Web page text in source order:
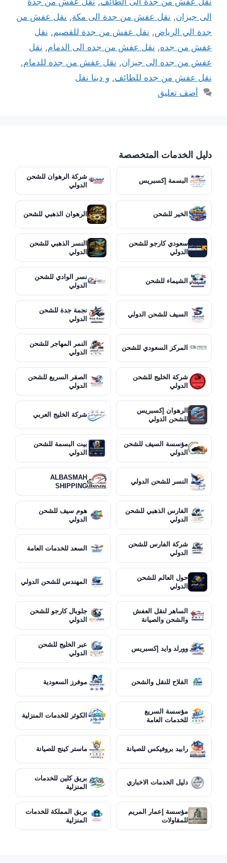
الى جيزان, نقل عفش من جدة الى مكة, نقل عفش من
جدة الي الرياض, نقل عفش من جدة للقصيم, نقل
عفش من جده, نقل عفش من جده الى الدمام, نقل
عفش من جده الى جيزان, نقل عفش من جده للدمام,
نقل عفش من جده للطائف, و دينا نقل
أضف تعليق
دليل الخدمات المتخصصة
البسمة إكسبريس
شركة الرهوان للشحن
الدولي
الخير للشحن الرهوان الذهبي للشحن
سعودي كارجو للشحن
الدولي
النسر الذهبي للشحن
الدولي
الشيماء للشحن
نسر الوادي للشحن
الدولي
السيف للشحن الدولي
نجمة جدة للشحن
الدولي
المركز السعودي للشحن
النمر المهاجر للشحن
الدولي
شركة الخليج للشحن
الدولي
الصقر السريع للشحن
الدولي
الرهوان إكسبريس
للشحن الدولي
شركة الخليج العربي
مؤسسة السيف للشحن
الدولي
بيت البسمة للشحن
الدولي
النسر للشحن الدولي
ALBASMAH
SHIPPING
الفارس الذهبي للشحن
الدولي
هوم سيف للشحن
الدولي
شركة الفارس للشحن
الدولي
السعد للخدمات العامة
حول العالم للشحن
الدولي
المهندس للشحن الدولي
الساهر لنقل العفش
والشحن والصيانة
جلوبال كارجو للشحن
الدولي
وورلد وايد إكسبريس
عبر الخليج للشحن
الدولي
الفلاح للنقل والشحن موفرز السعودية
مؤسسة السريع
للخدمات العامة
الكوثر للخدمات المنزلية
رابيد بروفيكس للصيانة ماستر كينج للصيانة
دليل الخدمات الاخباري
بريق كلين للخدمات
المنزلية
مؤسسة إعمار المريم
للمقاولات
بريق المملكة للخدمات
المنزلية